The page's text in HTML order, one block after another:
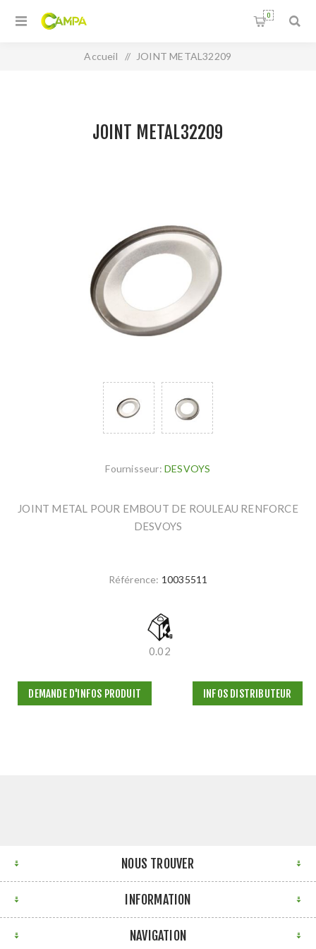
0
Accueil / JOINT METAL32209
JOINT METAL32209
Fournisseur: DESVOYS
JOINT METAL POUR EMBOUT DE ROULEAU RENFORCE
DESVOYS
Référence: 10035511
0.02
DEMANDE D'INFOS PRODUIT INFOS DISTRIBUTEUR
NOUS TROUVER
INFORMATION
NAVIGATION